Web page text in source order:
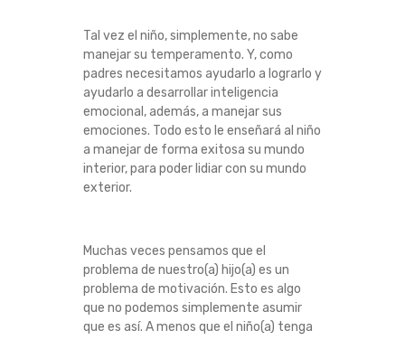
Tal vez el niño, simplemente, no sabe
manejar su temperamento. Y, como
padres necesitamos ayudarlo a lograrlo y
ayudarlo a desarrollar inteligencia
emocional, además, a manejar sus
emociones. Todo esto le enseñará al niño
a manejar de forma exitosa su mundo
interior, para poder lidiar con su mundo
exterior.
Muchas veces pensamos que el
problema de nuestro(a) hijo(a) es un
problema de motivación. Esto es algo
que no podemos simplemente asumir
que es así. A menos que el niño(a) tenga